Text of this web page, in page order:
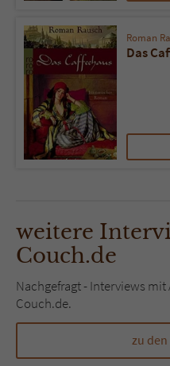
Roman
Das
weitere
Couch.de
Nachgefragt - Interviews
Couch.de.
zu